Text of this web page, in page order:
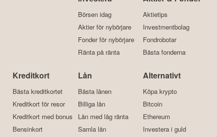
Börsen idag
Aktier för nybörjare
Fonder för nybörjare
Ränta på ränta
Aktietips
Investmentbolag
Fondrobotar
Bästa fonderna
Kreditkort
Bästa kreditkortet
Kreditkort för resor
Kreditkort med bonus
Bensinkort
Lån
Bästa lånen
Billiga lån
Lån med låg ränta
Samla lån
Alternativt
Köpa krypto
Bitcoin
Ethereum
Investera i guld